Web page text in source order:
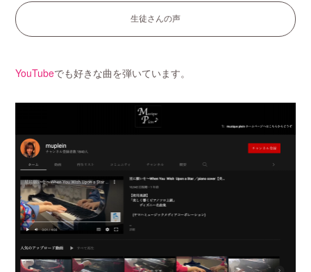
生徒さんの声
YouTubeでも好きな曲を弾いています。